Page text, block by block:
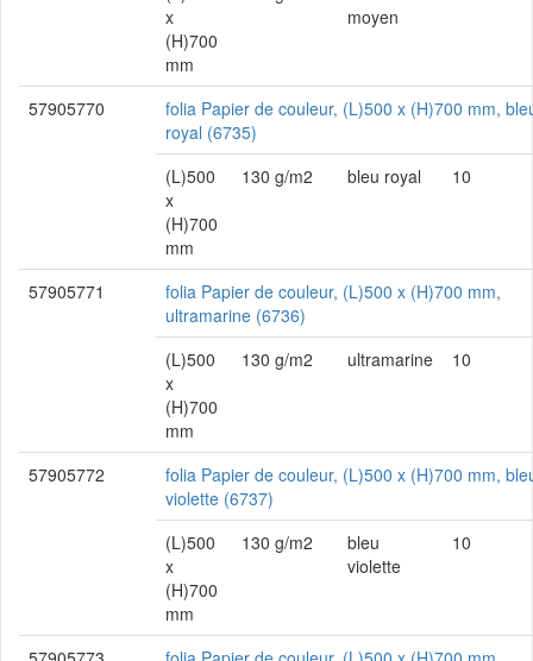
x
(H)700
mm
moyen
57905770
folia Papier de couleur, (L)500 x (H)700 mm,
royal (6735)
(L)500
x
(H)700
mm
130 g/m2 bleu royal 10
57905771
folia Papier de couleur, (L)500 x (H)700 mm,
ultramarine (6736)
(L)500
x
(H)700
mm
130 g/m2 ultramarine 10
57905772
folia Papier de couleur, (L)500 x (H)700 mm,
violette (6737)
(L)500
x
(H)700
mm
130 g/m2
bleu
violette
10